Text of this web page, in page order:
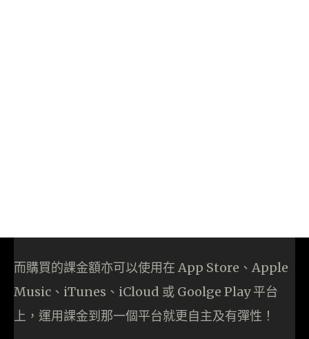
而購買的課金額亦可以使用在 App Store、Apple
Music、iTunes、iCloud 或 Goolge Play 平台
上，運用課金到那一個平台就更自主及有彈性！